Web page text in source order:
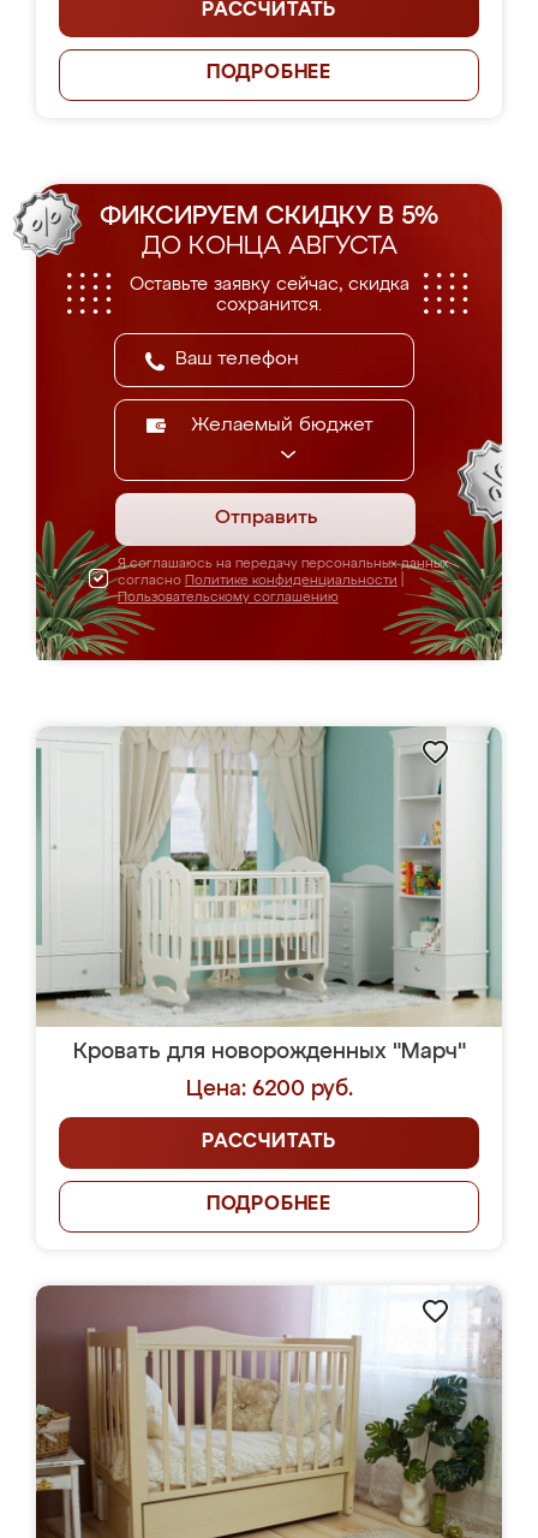
РАССЧИТАТЬ
ПОДРОБНЕЕ
ФИКСИРУЕМ СКИДКУ В 5%
ДО КОНЦА АВГУСТА
Оставьте заявку сейчас, скидка
сохранится.
Желаемый бюджет
Отправить
Я соглашаюсь на передачу персональных данных
согласно Политике конфиденциальности
Пользовательскому соглашению
Кровать для новорожденных "Марч"
Цена: 6200 руб.
РАССЧИТАТЬ
ПОДРОБНЕЕ